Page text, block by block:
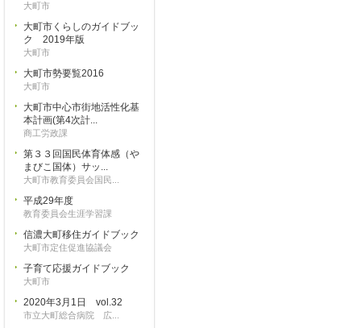
大町市
大町市くらしのガイドブッ
ク 2019年版
大町市
大町市勢要覧2016
大町市
大町市中心市街地活性化基
本計画(第4次計...
商工労政課
第３３回国民体育体感（や
まびこ国体）サッ...
大町市教育委員会国民...
平成29年度
教育委員会生涯学習課
信濃大町移住ガイドブック
大町市定住促進協議会
子育て応援ガイドブック
大町市
2020年3月1日 vol.32
市立大町総合病院 広...